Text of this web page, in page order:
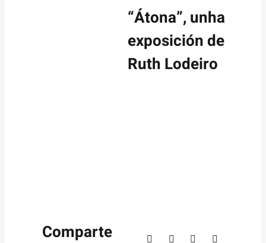
“Átona”, unha
exposición de
Ruth Lodeiro
Comparte